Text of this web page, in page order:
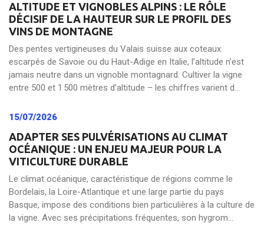
ALTITUDE ET VIGNOBLES ALPINS : LE RÔLE
DÉCISIF DE LA HAUTEUR SUR LE PROFIL DES
VINS DE MONTAGNE
Des pentes vertigineuses du Valais suisse aux coteaux
escarpés de Savoie ou du Haut-Adige en Italie, l’altitude n’est
jamais neutre dans un vignoble montagnard. Cultiver la vigne
entre 500 et 1 500 mètres d’altitude – les chiffres varient d...
15/07/2026
ADAPTER SES PULVÉRISATIONS AU CLIMAT
OCÉANIQUE : UN ENJEU MAJEUR POUR LA
VITICULTURE DURABLE
Le climat océanique, caractéristique de régions comme le
Bordelais, la Loire-Atlantique et une large partie du pays
Basque, impose des conditions bien particulières à la culture de
la vigne. Avec ses précipitations fréquentes, son hygrom...